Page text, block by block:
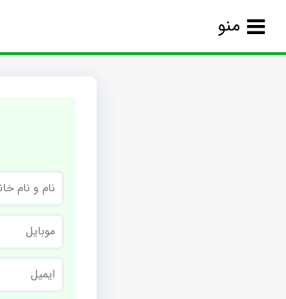
منو
و
نام
موبایل
ایمیل